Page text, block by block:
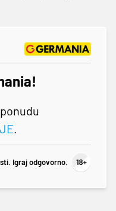
.
Igraj odgovorno.